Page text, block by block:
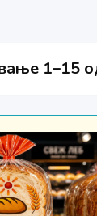
1–15